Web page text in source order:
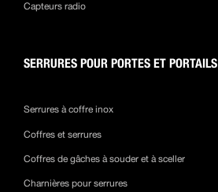
Capteurs radio
SERRURES POUR PORTES ET PORTAILS
Serrures à coffre inox
Coffres et serrures
Coffres de gâches à souder et à sceller
Charnières pour serrures